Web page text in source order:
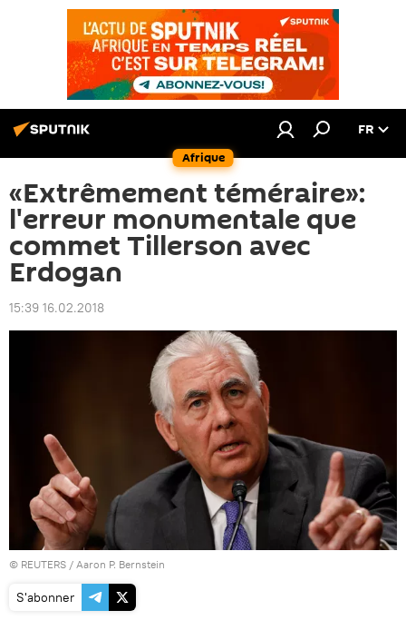
Afrique
FR
«Extrêmement téméraire»:
l'erreur monumentale que
commet Tillerson avec
Erdogan
15:39 16.02.2018
© REUTERS / Aaron P. Bernstein
S'abonner